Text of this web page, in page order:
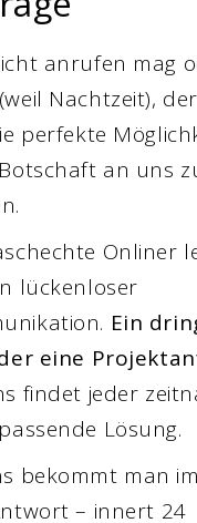
anrufen mag
Nachtzeit),
perfekte
an uns
Onliner
lückenloser
Ein
eine
findet jeder
Lösung.
bekommt man
– innert 24